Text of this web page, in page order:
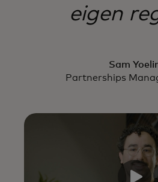
eigen
Sam
Partnerships